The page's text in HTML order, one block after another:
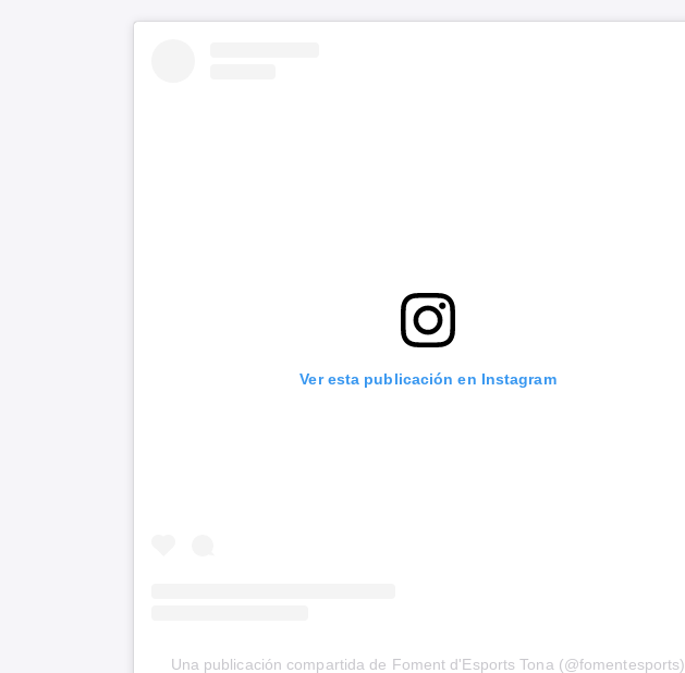
Ver esta publicación en Instagram
Una publicación compartida de Foment d'Esports Tona (@fomentesports)